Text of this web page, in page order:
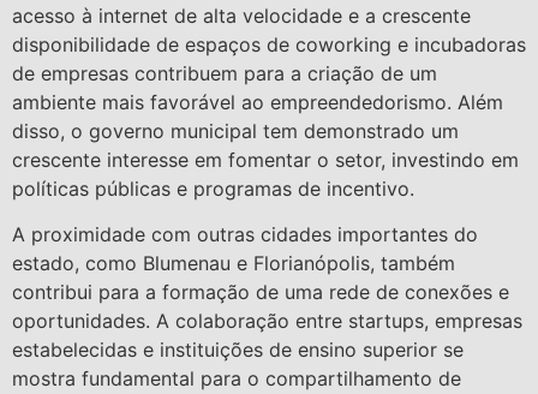
acesso à internet de alta velocidade e a crescente
disponibilidade de espaços de coworking e incubadoras
de empresas contribuem para a criação de um
ambiente mais favorável ao empreendedorismo. Além
disso, o governo municipal tem demonstrado um
crescente interesse em fomentar o setor, investindo em
políticas públicas e programas de incentivo.
A proximidade com outras cidades importantes do
estado, como Blumenau e Florianópolis, também
contribui para a formação de uma rede de conexões e
oportunidades. A colaboração entre startups, empresas
estabelecidas e instituições de ensino superior se
mostra fundamental para o compartilhamento de